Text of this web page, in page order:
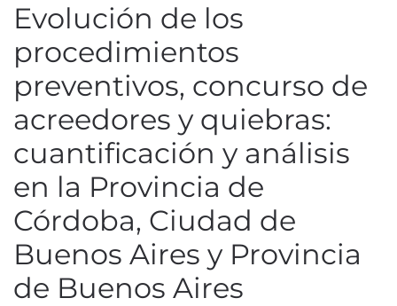
Evolución de los
procedimientos
preventivos, concurso de
acreedores y quiebras:
cuantificación y análisis
en la Provincia de
Córdoba, Ciudad de
Buenos Aires y Provincia
de Buenos Aires